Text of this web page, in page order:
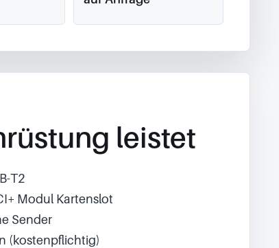
leistet
T2
Modul Kartenslot
Sender
(kostenpflichtig)